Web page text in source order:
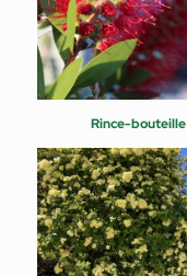
Rince-bouteille